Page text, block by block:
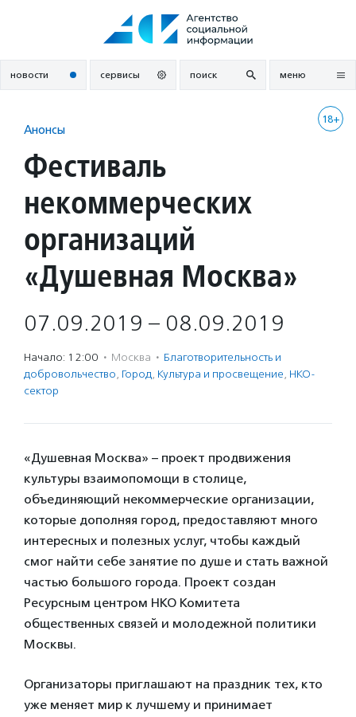
новости сервисы поиск меню
18+
Анонсы
Фестиваль
некоммерческих
организаций
«Душевная Москва»
07.09.2019 – 08.09.2019
Начало: 12:00 · Москва · Благотвори­тель­ность и
доброволь­чест­во, Город, Культура и просвещение, НКО-
сектор
«Душевная Москва» – проект продвижения
культуры взаимопомощи в столице,
объединяющий некоммерческие организации,
которые дополняя город, предоставляют много
интересных и полезных услуг, чтобы каждый
смог найти себе занятие по душе и стать важной
частью большого города. Проект создан
Ресурсным центром НКО Комитета
общественных связей и молодежной политики
Москвы.
Организаторы приглашают на праздник тех, кто
уже меняет мир к лучшему и принимает